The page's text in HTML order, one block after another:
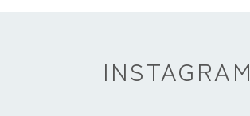
INSTAGRAM